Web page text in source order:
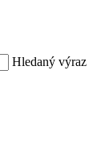
Hledaný výraz